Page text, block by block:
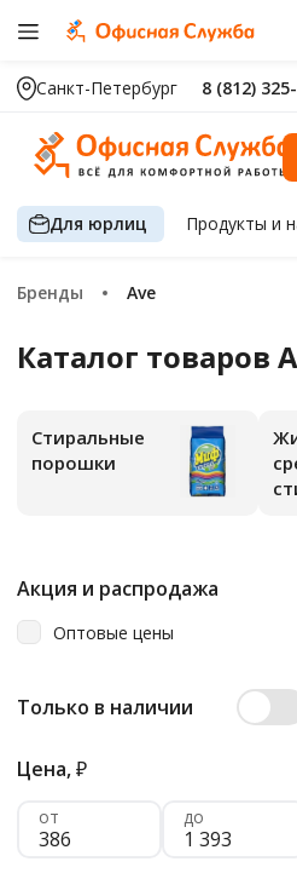
Санкт-Петербург 8 (812)
Для юрлиц Продуктыи
Бренды Ave
Каталог товаров
Стиральные
порошки
Акция и распродажа
Оптовые цены
Только в наличии
Цена,₽
от до